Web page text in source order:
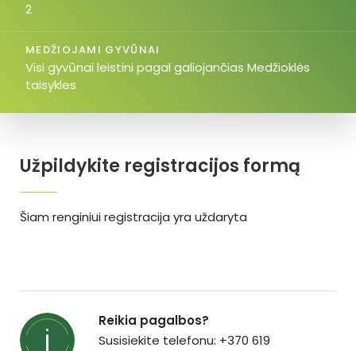
Užpildykite registracijos formą
Šiam renginiui registracija yra uždaryta
2
MEDŽIOJAMI GYVŪNAI
Visi gyvūnai leistini pagal galiojančias Medžioklės
taisykles
Reikia pagalbos?
Susisiekite telefonu: +370 619